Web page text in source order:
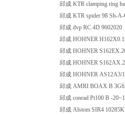
邱成 KTR clamping ring
邱成 KTR spider 98 Sh-A-
邱成 dvp RC.4D 9602020
邱成 HOHNER
邱成 HOHNER
邱成 HOHNER
邱成 HOHNER AS12A3/
邱成 AMRI BOAX B
邱成 conrad Pt100 B -
邱成 Alstom SIR4